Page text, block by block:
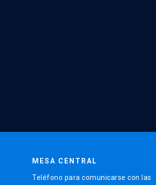
MESA CENTRAL
Teléfono para comunicarse con las